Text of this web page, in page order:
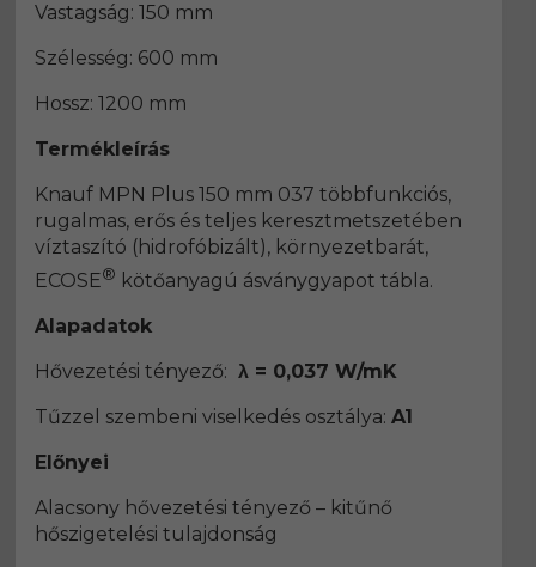
Vastagság: 150 mm
Szélesség: 600 mm
Hossz: 1200 mm
Termékleírás
Knauf MPN Plus 150 mm 037 többfunkciós,
rugalmas, erős és teljes keresztmetszetében
víztaszító (hidrofóbizált), környezetbarát,
ECOSE® kötőanyagú ásványgyapot tábla.
Alapadatok
Hővezetési tényező: λ = 0,037 W/mK
Tűzzel szembeni viselkedés osztálya:A1
Előnyei
Alacsony hővezetési tényező – kitűnő
hőszigetelési tulajdonság